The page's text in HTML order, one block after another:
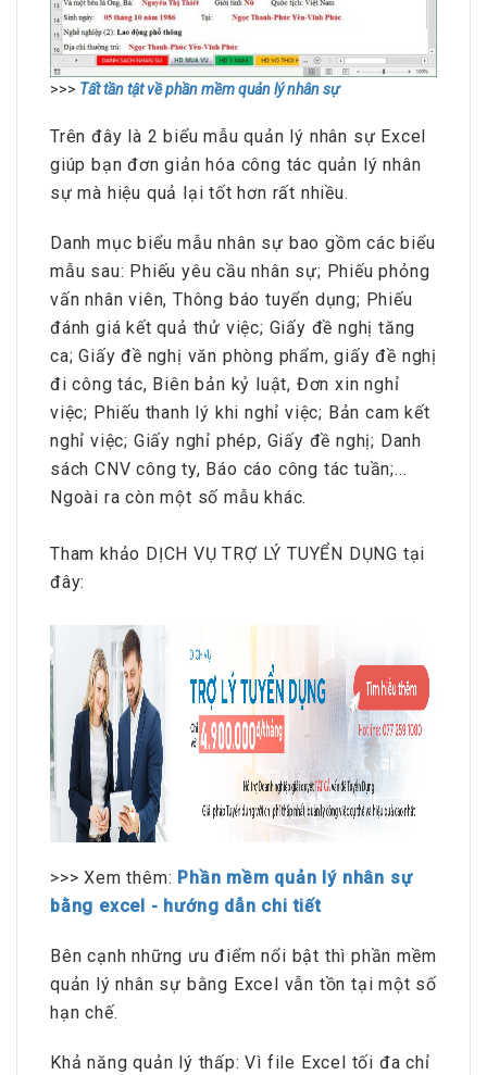
>>> Tất tần tật về phần mềm quản lý nhân sự
Trên đây là 2 biểu mẫu quản lý nhân sự Excel
giúp bạn đơn giản hóa công tác quản lý nhân
sự mà hiệu quả lại tốt hơn rất nhiều.
Danh mục biểu mẫu nhân sự bao gồm các biểu
mẫu sau: Phiếu yêu cầu nhân sự; Phiếu phỏng
vấn nhân viên, Thông báo tuyển dụng; Phiếu
đánh giá kết quả thử việc; Giấy đề nghị tăng
ca; Giấy đề nghị văn phòng phẩm, giấy đề nghị
đi công tác, Biên bản kỷ luật, Đơn xin nghỉ
việc; Phiếu thanh lý khi nghỉ việc; Bản cam kết
nghỉ việc; Giấy nghỉ phép, Giấy đề nghị; Danh
sách CNV công ty, Báo cáo công tác tuần;...
Ngoài ra còn một số mẫu khác.
Tham khảo DỊCH VỤ TRỢ LÝ TUYỂN DỤNG tại
đây:
>>> Xem thêm: Phần mềm quản lý nhân sự
bằng excel - hướng dẫn chi tiết
Bên cạnh những ưu điểm nổi bật thì phần mềm
quản lý nhân sự bằng Excel vẫn tồn tại một số
hạn chế.
Khả năng quản lý thấp: Vì file Excel tối đa chỉ